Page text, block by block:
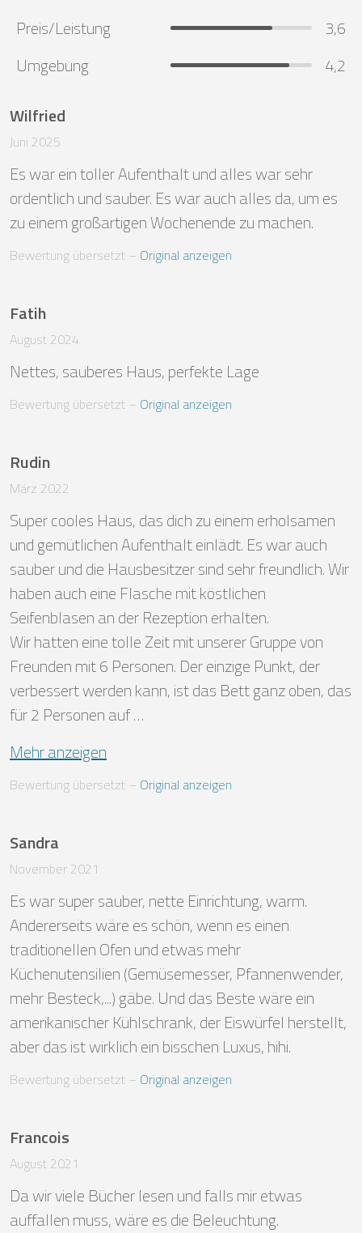
Preis/Leistung
3,6
Umgebung
4,2
Wilfried
Juni 2025
Es war ein toller Aufenthalt und alles war sehr
ordentlich und sauber. Es war auch alles da, um es
zu einem großartigen Wochenende zu machen.
Bewertung übersetzt – Original anzeigen
Fatih
August 2024
Nettes, sauberes Haus, perfekte Lage
Bewertung übersetzt – Original anzeigen
Rudin
März 2022
Super cooles Haus, das dich zu einem erholsamen
und gemütlichen Aufenthalt einlädt. Es war auch
sauber und die Hausbesitzer sind sehr freundlich. Wir
haben auch eine Flasche mit köstlichen
Seifenblasen an der Rezeption erhalten.
Wir hatten eine tolle Zeit mit unserer Gruppe von
Freunden mit 6 Personen. Der einzige Punkt, der
verbessert werden kann, ist das Bett ganz oben, das
für 2 Personen auf …
Mehr anzeigen
Bewertung übersetzt – Original anzeigen
Sandra
November 2021
Es war super sauber, nette Einrichtung, warm.
Andererseits wäre es schön, wenn es einen
traditionellen Ofen und etwas mehr
Küchenutensilien (Gemüsemesser, Pfannenwender,
mehr Besteck,...) gäbe. Und das Beste wäre ein
amerikanischer Kühlschrank, der Eiswürfel herstellt,
aber das ist wirklich ein bisschen Luxus, hihi.
Bewertung übersetzt – Original anzeigen
Francois
August 2021
Da wir viele Bücher lesen und falls mir etwas
auffallen muss, wäre es die Beleuchtung.